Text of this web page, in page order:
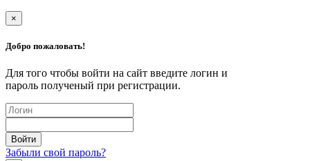
×
Добро пожаловать!
Для того чтобы войти на сайт введите логин и
пароль полученый при регистрации.
Забыли свой пароль?